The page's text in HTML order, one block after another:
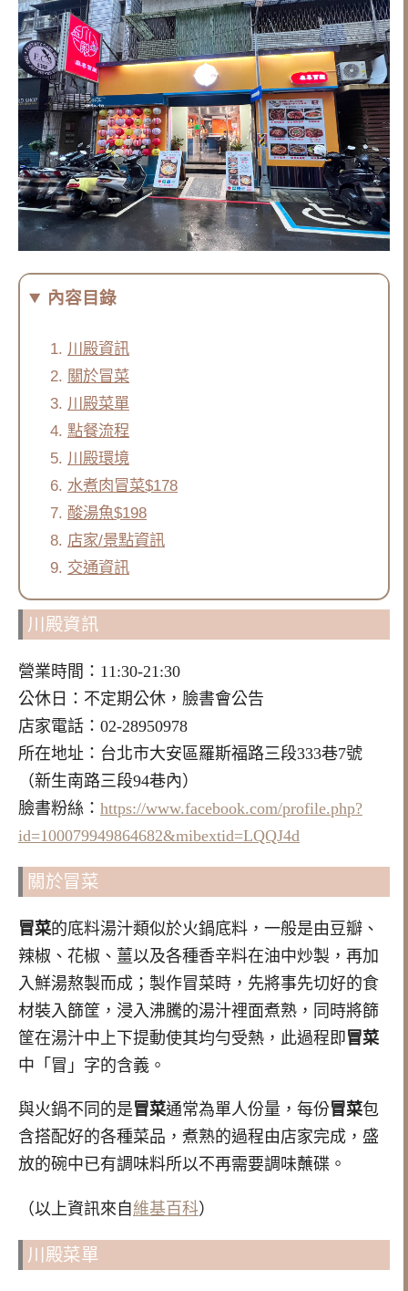
內容目錄
川殿資訊
關於冒菜
川殿菜單
點餐流程
川殿環境
水煮肉冒菜$178
酸湯魚$198
店家/景點資訊
交通資訊
川殿資訊
營業時間：11:30-21:30
公休日：不定期公休，臉書會公告
店家電話：02-28950978
所在地址：台北市大安區羅斯福路三段333巷7號
（新生南路三段94巷內）
臉書粉絲： https://www.facebook.com/profile.php?
id=100079949864682&mibextid=LQQJ4d
關於冒菜
冒菜的底料湯汁類似於火鍋底料，一般是由豆瓣、
辣椒、花椒、薑以及各種香辛料在油中炒製，再加
入鮮湯熬製而成；製作冒菜時，先將事先切好的食
材裝入篩筐，浸入沸騰的湯汁裡面煮熟，同時將篩
筐在湯汁中上下提動使其均勻受熱，此過程即冒菜
中「冒」字的含義。
與火鍋不同的是冒菜通常為單人份量，每份冒菜包
含搭配好的各種菜品，煮熟的過程由店家完成，盛
放的碗中已有調味料所以不再需要調味蘸碟。
（以上資訊來自 維基百科）
川殿菜單